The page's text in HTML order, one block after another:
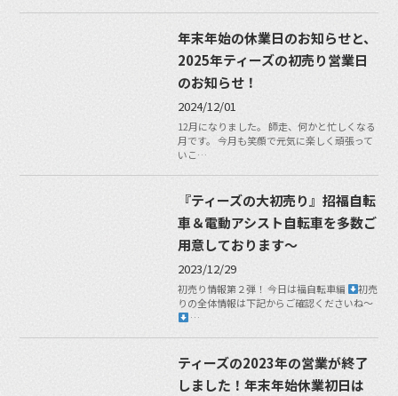
年末年始の休業日のお知らせと、
2025年ティーズの初売り営業日
のお知らせ！
2024/12/01
12月になりました。 師走、何かと忙しくなる
月です。 今月も笑顔で元気に楽しく頑張って
いこ…
『ティーズの大初売り』招福自転
車＆電動アシスト自転車を多数ご
用意しております〜
2023/12/29
初売り情報第２弾！ 今日は福自転車編
初売
りの全体情報は下記からご確認くださいね〜
…
ティーズの2023年の営業が終了
しました！年末年始休業初日は